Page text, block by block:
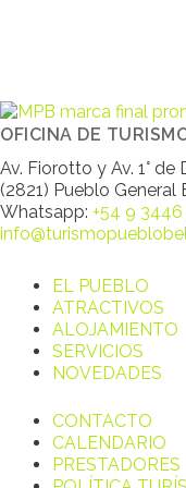
OFICINA DE
Av. Fiorotto y Av. 1° de
(2821) Pueblo General
Whatsapp: +54 9
EL PUEBLO
ATRACTIVOS
ALOJAMIENTO
SERVICIOS
NOVEDADES
CONTACTO
CALENDARIO
PRESTADORES